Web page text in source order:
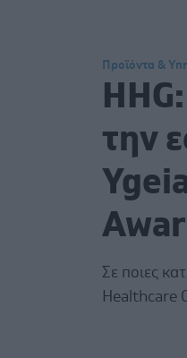
Προϊόντα &
την
Σε ποιες
Healthcare